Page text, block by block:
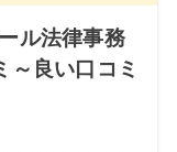
ル法律事務
～良い口コミ